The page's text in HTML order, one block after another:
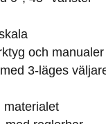
och manualer
3-läges
materialet